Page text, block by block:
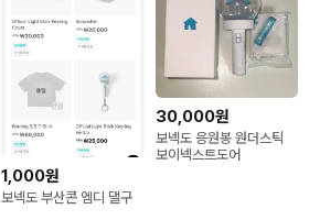
1,000원
보넥도 부산콘 엠디 댈구
30,000원
보넥도 응원봉 원더스틱
보이넥스트도어